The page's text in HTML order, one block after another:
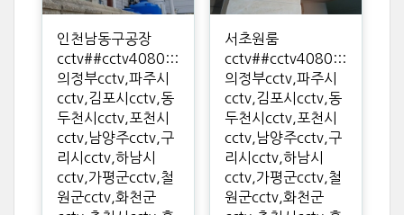
인천남동구공장
cctv##cctv4080:::
의정부cctv,파주시
cctv,김포시cctv,동
두천시cctv,포천시
cctv,남양주cctv,구
리시cctv,하남시
cctv,가평군cctv,철
원군cctv,화천군
서초원룸
cctv##cctv4080:::
의정부cctv,파주시
cctv,김포시cctv,동
두천시cctv,포천시
cctv,남양주cctv,구
리시cctv,하남시
cctv,가평군cctv,철
원군cctv,화천군